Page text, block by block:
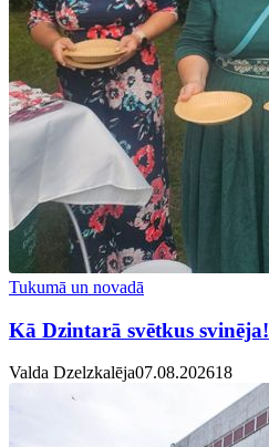
Tukumā un novadā
Kā Dzintarā svētkus svinēja!
Valda Dzelzkalēja07.08.202618